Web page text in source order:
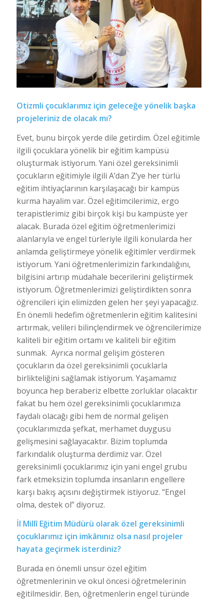
Otizmli çocuklarımız için geleceğe yönelik başka
projeleriniz de olacak mı?
Evet, bunu birçok yerde dile getirdim. Özel eğitimle
ilgili çocuklara yönelik bir eğitim kampüsü
oluşturmak istiyorum. Yani özel gereksinimli
çocukların eğitimiyle ilgili A’dan Z’ye her türlü
eğitim ihtiyaçlarının karşılaşacağı bir kampüs
kurma hayalim var. Özel eğitimcilerimiz, ergo
terapistlerimiz gibi birçok kişi bu kampüste yer
alacak. Burada özel eğitim öğretmenlerimizi
alanlarıyla ve engel türleriyle ilgili konularda her
anlamda geliştirmeye yönelik eğitimler verdirmek
istiyorum. Yani öğretmenlerimizin farkındalığını,
bilgisini artırıp müdahale becerilerini geliştirmek
istiyorum. Öğretmenlerimizi geliştirdikten sonra
öğrencileri için elimizden gelen her şeyi yapacağız.
En önemli hedefim öğretmenlerin eğitim kalitesini
artırmak, velileri bilinçlendirmek ve öğrencilerimize
kaliteli bir eğitim ortamı ve kaliteli bir eğitim
sunmak. Ayrıca normal gelişim gösteren
çocukların da özel gereksinimli çocuklarla
birlikteliğini sağlamak istiyorum. Yaşamamız
boyunca hep beraberiz elbette zorluklar olacaktır
fakat bu hem özel gereksinimli çocuklarımıza
faydalı olacağı gibi hem de normal gelişen
çocuklarımızda şefkat, merhamet duygusu
gelişmesini sağlayacaktır. Bizim toplumda
farkındalık oluşturma derdimiz var. Özel
gereksinimli çocuklarımız için yani engel grubu
fark etmeksizin toplumda insanların engellere
karşı bakış açısını değiştirmek istiyoruz. “Engel
olma, destek ol” diyoruz.
İl Millî Eğitim Müdürü olarak özel gereksinimli
çocuklarımız için imkânınız olsa nasıl projeler
hayata geçirmek isterdiniz?
Burada en önemli unsur özel eğitim
öğretmenlerinin ve okul öncesi öğretmelerinin
eğitilmesidir. Ben, öğretmenlerin engel türünde